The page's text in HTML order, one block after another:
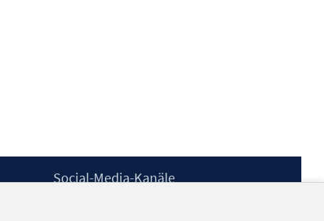
Social-Media-Kanäle